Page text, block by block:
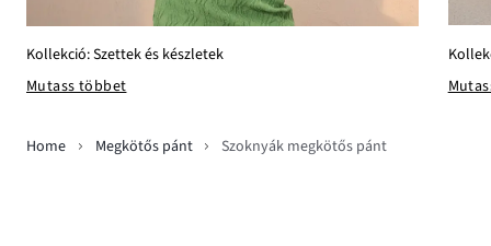
Kollekció: Szettek és készletek
Mutass többet
Home Megkötős pánt Szoknyák megkötős pánt